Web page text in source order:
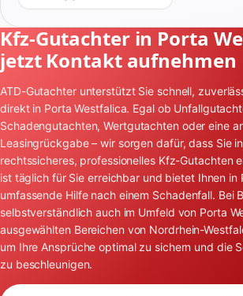
Kfz-Gutachter in Porta
jetzt Kontakt aufnehmen
ATD-Gutachter unterstützt Sie schnell,
direkt in Porta Westfalica. Egal ob
Schadengutachten, Wertgutachten oder eine
Leasingrückgabe – wir sorgen dafür, dass Sie
rechtssicheres, professionelles Kfz-Gutachten
ist täglich für Sie erreichbar und bietet Ihnen in
umfassende Hilfe nach einem Schadenfall. Bei
selbstverständlich auch im Umfeld von Porta
ausgewählten Bereichen von Nordrhein-
um Ihre Ansprüche optimal zu sichern und die
zu beschleunigen.